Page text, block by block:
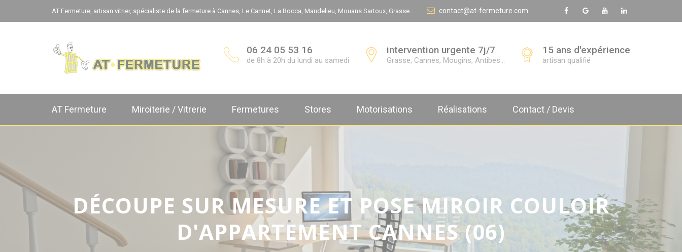
AT Fermeture, artisan vitrier, spécialiste de la fermeture à Cannes, Le Cannet, La Bocca, Mandelieu, Mouans Sartoux, Grasse... contact@at-fermeture.com
06 24 05 53 16
de 8h à 20h du lundi au samedi
intervention urgente 7j/7
Grasse, Cannes, Mougins, Antibes...
15 ans d'expérience
artisan qualifié
AT Fermeture Miroiterie / Vitrerie Fermetures Stores Motorisations Réalisations Contact / Devis
DÉCOUPE SUR MESURE ET POSE MIROIR COULOIR
D'APPARTEMENT CANNES (06)
Panneau de gestion des cookies